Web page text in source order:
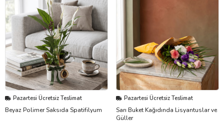
Pazartesi Ücretsiz Teslimat
Beyaz Polimer Saksıda Spatifilyum
Pazartesi Ücretsiz Teslimat
Sarı Buket Kağıdında Lisyantuslar ve
Güller